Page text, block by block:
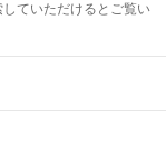
ていただけるとご覧い